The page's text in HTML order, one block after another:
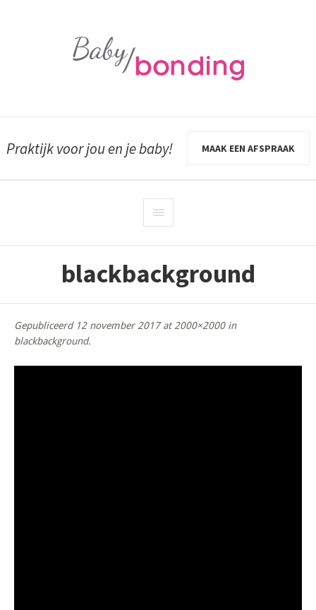
Praktijk voor jou en je baby! MAAK EEN AFSPRAAK
blackbackground
Gepubliceerd 12 november 2017at 2000×2000 in
blackbackground.